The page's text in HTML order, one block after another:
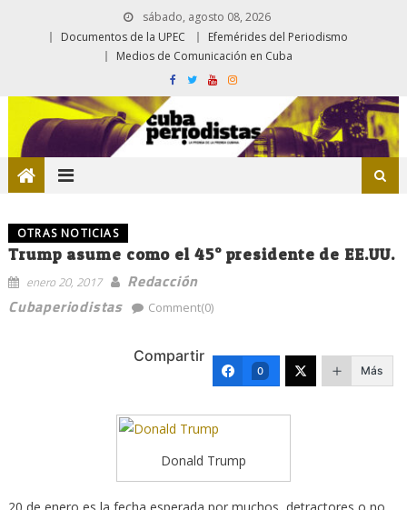
sábado, agosto 08, 2026
Documentos de la UPEC
Efemérides del Periodismo
Medios de Comunicación en Cuba
OTRAS NOTICIAS
Trump asume como el 45° presidente de EE.UU.
enero 20, 2017
Redacción
Cubaperiodistas
Comment(0)
Compartir
0 Más
Donald Trump